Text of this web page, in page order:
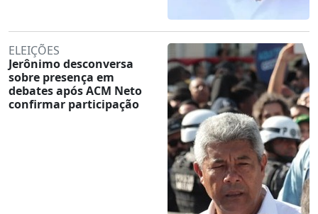
ELEIÇÕES
Jerônimo desconversa
sobre presença em
debates após ACM Neto
confirmar participação